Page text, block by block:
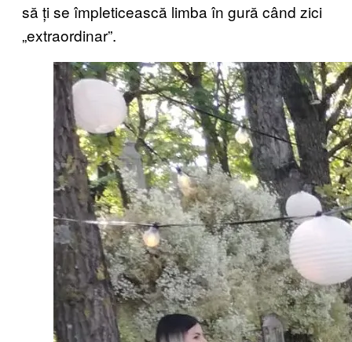
să ți se împleticească limba în gură când zici
„extraordinar”.